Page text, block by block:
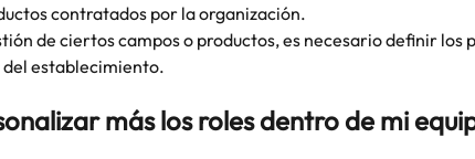
contratados por la organización.
de ciertos campos o productos, es necesario definir los
establecimiento.
más los roles dentro de mi